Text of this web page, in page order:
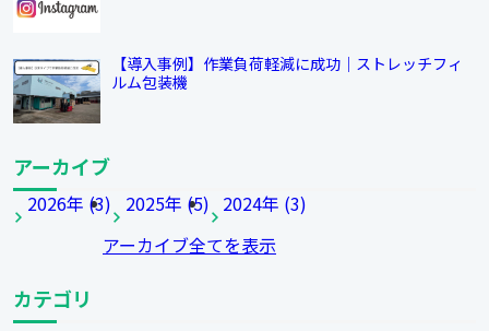
【導入事例】作業負荷軽減に成功｜ストレッチフィ
ルム包装機
アーカイブ
2026年 (3) 2025年 (5) 2024年 (3)
アーカイブ全てを表示
カテゴリ